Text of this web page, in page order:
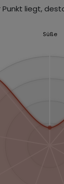
liegt,
Süße